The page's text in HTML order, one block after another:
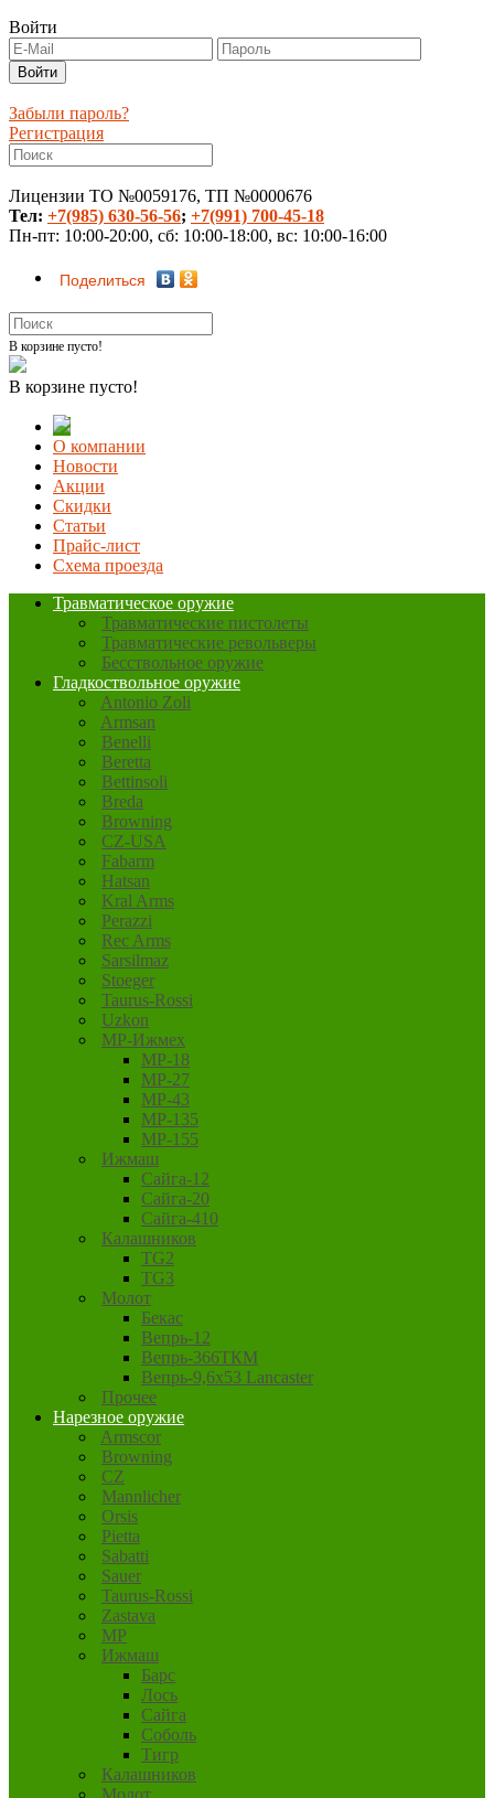
Войти
Забыли пароль?
Регистрация
Лицензии ТО №0059176, ТП №0000676
Тел: +7(985) 630-56-56; +7(991) 700-45-18
Пн-пт: 10:00-20:00, сб: 10:00-18:00, вс: 10:00-16:00
Поделиться
В корзине пусто!
В корзине пусто!
О компании
Новости
Акции
Скидки
Статьи
Прайс-лист
Схема проезда
Травматическое оружие
Травматические пистолеты
Травматические револьверы
Бесствольное оружие
Гладкоствольное оружие
Antonio Zoli
Armsan
Benelli
Beretta
Bettinsoli
Breda
Browning
CZ-USA
Fabarm
Hatsan
Kral Arms
Perazzi
Rec Arms
Sarsilmaz
Stoeger
Taurus-Rossi
Uzkon
MP-Ижмех
MP-18
MP-27
MP-43
MP-135
MP-155
Ижмаш
Сайга-12
Сайга-20
Сайга-410
Калашников
TG2
TG3
Молот
Бекас
Вепрь-12
Вепрь-366ТКМ
Вепрь-9,6х53 Lancaster
Прочее
Нарезное оружие
Armscor
Browning
CZ
Mannlicher
Orsis
Pietta
Sabatti
Sauer
Taurus-Rossi
Zastava
MP
Ижмаш
Барс
Лось
Сайга
Соболь
Тигр
Калашников
Молот